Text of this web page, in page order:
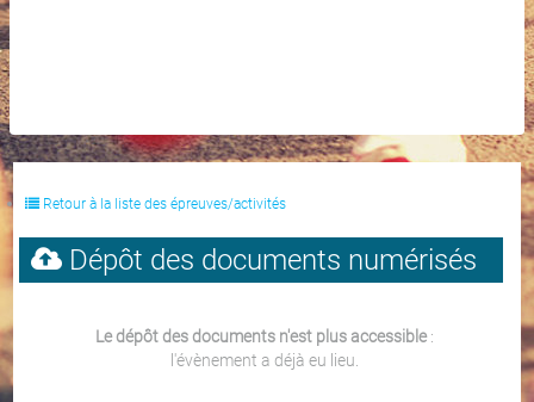
Retour à la liste des épreuves/activités
Dépôt des documents numérisés
Le dépôt des documents n'est plus accessible:
l'évènement a déjà eu lieu.